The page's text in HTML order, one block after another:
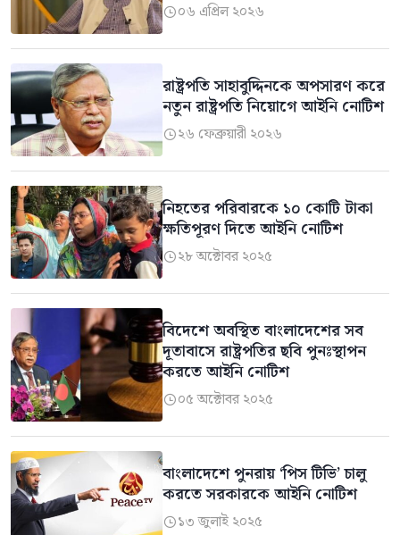
০৬ এপ্রিল ২০২৬
রাষ্ট্রপতি সাহাবুদ্দিনকে অপসারণ করে
নতুন রাষ্ট্রপতি নিয়োগে আইনি নোটিশ
২৬ ফেব্রুয়ারী ২০২৬
নিহতের পরিবারকে ১০ কোটি টাকা
ক্ষতিপূরণ দিতে আইনি নোটিশ
২৮ অক্টোবর ২০২৫
বিদেশে অবস্থিত বাংলাদেশের সব
দূতাবাসে রাষ্ট্রপতির ছবি পুনঃস্থাপন
করতে আইনি নোটিশ
০৫ অক্টোবর ২০২৫
বাংলাদেশে পুনরায় ‘পিস টিভি’ চালু
করতে সরকারকে আইনি নোটিশ
১৩ জুলাই ২০২৫